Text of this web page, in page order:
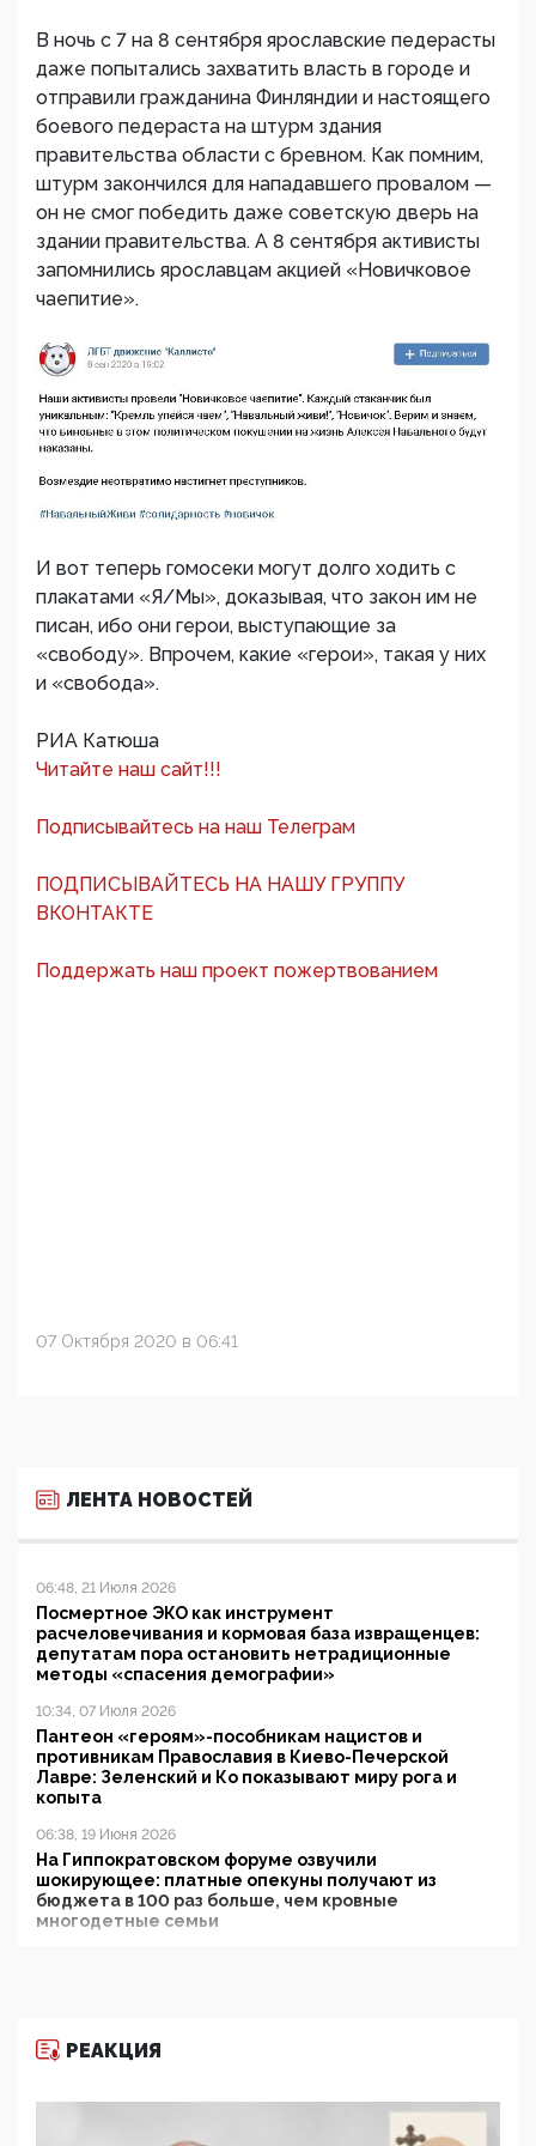
В ночь с 7 на 8 сентября ярославские педерасты
даже попытались захватить власть в городе и
отправили гражданина Финляндии и настоящего
боевого педераста на штурм здания
правительства области с бревном. Как помним,
штурм закончился для нападавшего провалом —
он не смог победить даже советскую дверь на
здании правительства. А 8 сентября активисты
запомнились ярославцам акцией «Новичковое
чаепитие».
И вот теперь гомосеки могут долго ходить с
плакатами «Я/Мы», доказывая, что закон им не
писан, ибо они герои, выступающие за
«свободу». Впрочем, какие «герои», такая у них
и «свобода».
РИА Катюша
Читайте наш сайт!!!
Подписывайтесь на наш Телеграм
ПОДПИСЫВАЙТЕСЬ НА НАШУ ГРУППУ
ВКОНТАКТЕ
Поддержать наш проект пожертвованием
07 Октября 2020 в 06:41
ЛЕНТА НОВОСТЕЙ
06:48, 21 Июля 2026
Посмертное ЭКО как инструмент
расчеловечивания и кормовая база извращенцев:
депутатам пора остановить нетрадиционные
методы «спасения демографии»
10:34, 07 Июля 2026
Пантеон «героям»-пособникам нацистов и
противникам Православия в Киево-Печерской
Лавре: Зеленский и Ко показывают миру рога и
копыта
06:38, 19 Июня 2026
На Гиппократовском форуме озвучили
шокирующее: платные опекуны получают из
бюджета в 100 раз больше, чем кровные
многодетные семьи
11:53, 09 Июня 2026
деятельность ИИТО ЮНЕСКО в России, но
цифроглобалисты продолжают определять
РЕАКЦИЯ